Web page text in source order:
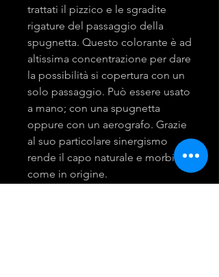
trattati il pizzico e le sgradite
rigature del passaggio della
spugnetta. Questo colorante è ad
altissima concentrazione per dare
la possibilità si copertura con un
solo passaggio. Può essere usato
a mano; con una spugnetta
oppure con un aerografo. Grazie
al suo particolare sinergismo
rende il capo naturale e morbido
come in origine.